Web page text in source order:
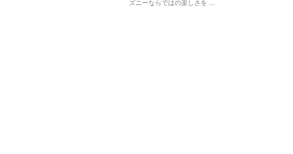
ズニーならではの楽しさを ...